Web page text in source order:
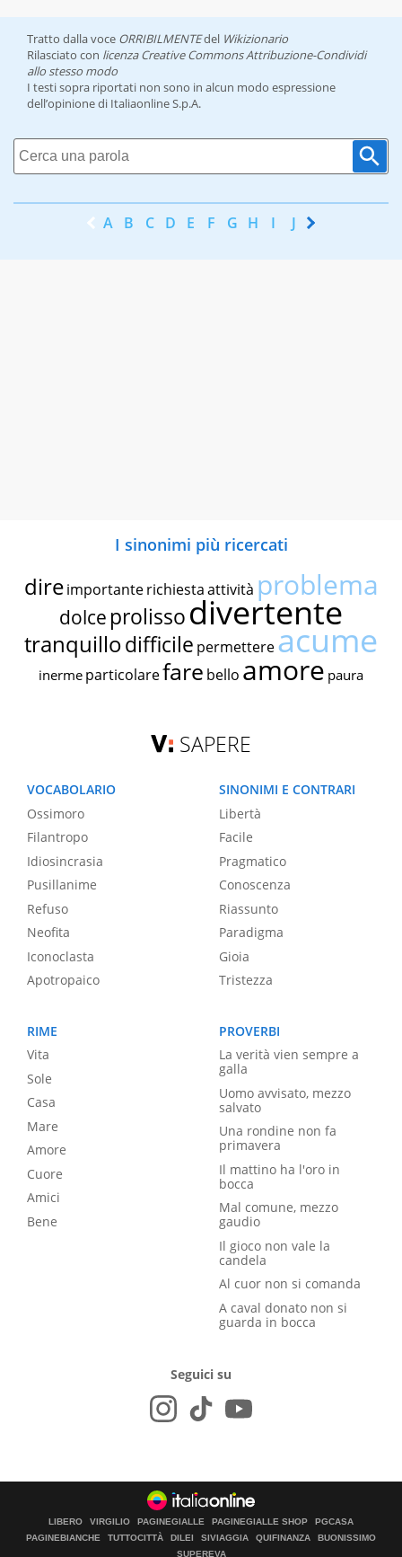
Tratto dalla voce ORRIBILMENTEdel Wikizionario
Rilasciato con licenza Creative Commons Attribuzione-Condividi
allo stesso modo
I testi sopra riportati non sono in alcun modo espressione
dell’opinione di Italiaonline S.p.A.
A B C D E F G H I J K
I sinonimi più ricercati
dire importante richiestaattività problema
dolce prolissodivertente
tranquillodifficile permettereacume
inerme particolarefare bello amore paura
SAPERE
VOCABOLARIO
Ossimoro
Filantropo
Idiosincrasia
Pusillanime
Refuso
Neofita
Iconoclasta
Apotropaico
SINONIMI E CONTRARI
Libertà
Facile
Pragmatico
Conoscenza
Riassunto
Paradigma
Gioia
Tristezza
RIME
Vita
Sole
Casa
Mare
Amore
Cuore
Amici
Bene
PROVERBI
La verità vien sempre a
galla
Uomo avvisato, mezzo
salvato
Una rondine non fa
primavera
Il mattino ha l'oro in
bocca
Mal comune, mezzo
gaudio
Il gioco non vale la
candela
Al cuor non si comanda
A caval donato non si
guarda in bocca
Seguici su
LIBERO VIRGILIO PAGINEGIALLE PAGINEGIALLE SHOP
PGCASA
PAGINEBIANCHE
TUTTOCITTÀ DILEI SIVIAGGIA QUIFINANZA
BUONISSIMO
SUPEREVA